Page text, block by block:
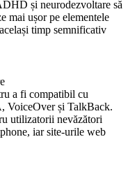
și neurodezvoltare să
mai ușor pe elementele
timp semnificativ
a fi compatibil cu
VoiceOver și TalkBack.
utilizatorii nevăzători
iar site-urile web